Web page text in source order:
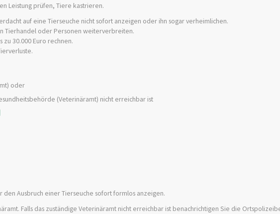
Leistung prüfen, Tiere kastrieren.
auf eine Tierseuche nicht sofort anzeigen oder ihn sogar verheimlichen.
Tierhandel oder Personen weiterverbreiten.
zu 30.000 Euro rechnen.
oder
(Veterinäramt) nicht erreichbar ist
Ausbruch einer Tierseuche sofort formlos anzeigen.
Falls das zuständige Veterinäramt nicht erreichbar ist benachrichtigen Sie die